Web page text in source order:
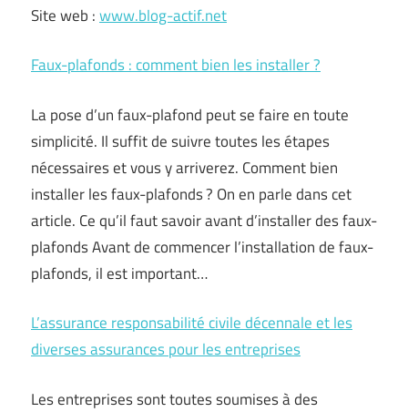
Site web :www.blog-actif.net
Faux-plafonds : comment bien les installer ?
La pose d’un faux-plafond peut se faire en toute
simplicité. Il suffit de suivre toutes les étapes
nécessaires et vous y arriverez. Comment bien
installer les faux-plafonds ? On en parle dans cet
article. Ce qu’il faut savoir avant d’installer des faux-
plafonds Avant de commencer l’installation de faux-
plafonds, il est important…
L’assurance responsabilité civile décennale et les
diverses assurances pour les entreprises
Les entreprises sont toutes soumises à des